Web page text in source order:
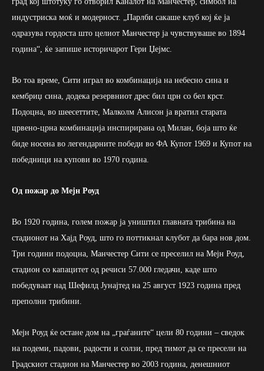
индустриска моќ и модерност. „Парлби сакаше клуб кој ќе ја
одразува гордоста што целиот Манчестер ја чувствуваше во 1894
година“, ќе запише историчарот Гери Џејмс.
Во тоа време, Сити играл во комбинација на небесно сина и
кембриџ сина, додека резервниот дрес бил црн со бел крст.
Подоцна, во шеесеттите, Малколм Алисoн ја вратил старата
црвено-црна комбинација инспирирана од Милан, боја што ќе
биде носена во легендарните победи во ФА Купот 1969 и Купот на
победници на купови во 1970 година.
Од пожар до Мејн Роуд
Во 1920 година, голем пожар ја уништил главната трибина на
стадионот на Хајд Роуд, што го поттикнал клубот да бара нов дом.
Три години подоцна, Манчестер Сити се преселил на Мејн Роуд,
стадион со капацитет од речиси 57.000 гледачи, каде што
победуваат над Шефилд Јунајтед на 25 август 1923 година пред
преполни трибини.
Мејн Роуд ќе остане дом на „граѓаните“ цели 80 години – сведок
на подеми, падови, радости и солзи, пред тимот да се пресели на
Градскиот стадион на Манчестер во 2003 година, денешниот